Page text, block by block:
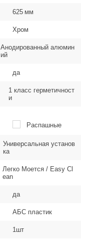
625 мм
Хром
Анодированный алюмин
ий
да
1 класс герметичност
и
Распашные
Универсальная установ
ка
Легко Моется / Easy Cl
ean
да
АБС пластик
1шт